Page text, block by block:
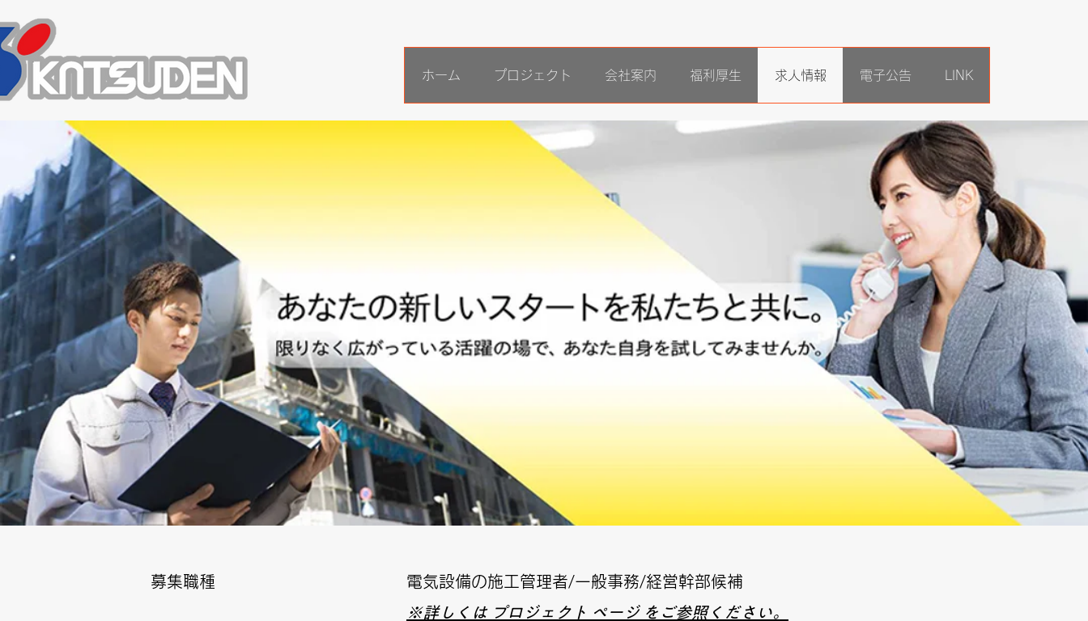
ホーム プロジェクト 会社案内 福利厚生 求人情報 電子公告 LINK
募集職種
電気設備の施工管理者/一般事務/経営幹部候補
※詳しくは プロジェクト ページ をご参照ください。